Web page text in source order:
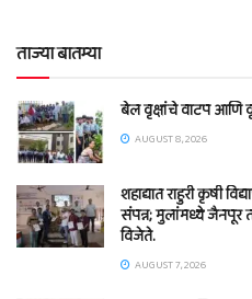
ताज्या बातम्या
बेल वृक्षांचे वाटप आणि
AUGUST 8, 2026
शहाद्यात राहुरी कृषी
संपन्न; मुलांमध्ये जैनपूर
विजेते.
AUGUST 7, 2026